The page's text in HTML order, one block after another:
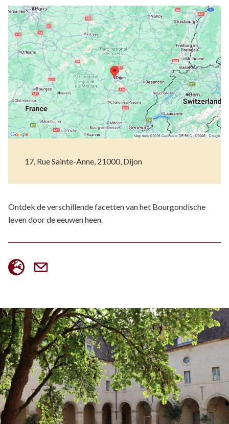
17, Rue Sainte-Anne, 21000, Dijon
Ontdek de verschillende facetten van het Bourgondische
leven door de eeuwen heen.